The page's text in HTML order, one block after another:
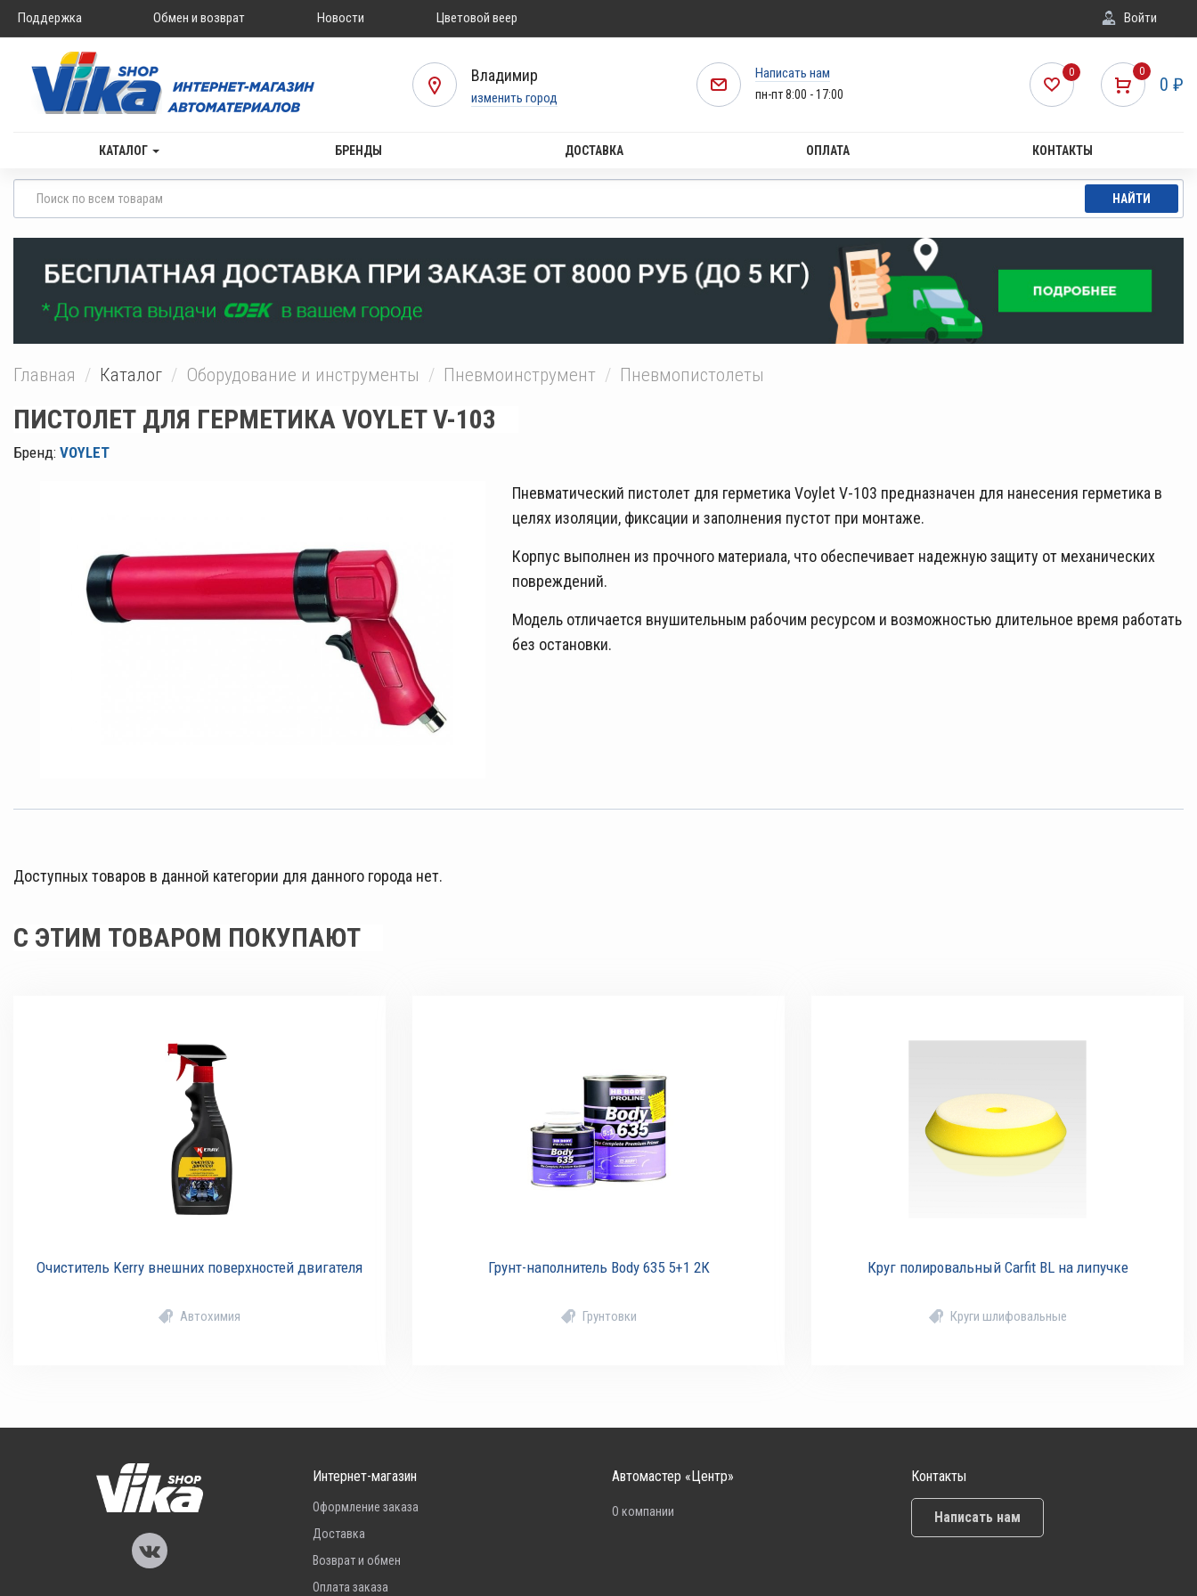
Поддержка Обмен и возврат Новости Цветовой веер Войти
Владимир
изменить город
Написать нам
пн-пт 8:00 - 17:00
0
0 ₽
0
КАТАЛОГ БРЕНДЫ ДОСТАВКА ОПЛАТА КОНТАКТЫ
НАЙТИ
Главная Каталог Оборудование и инструменты Пневмоинструмент Пневмопистолеты
ПИСТОЛЕТ ДЛЯ ГЕРМЕТИКА VOYLET V-103
Бренд: VOYLET
Пневматический пистолет для герметика Voylet V-103 предназначен для нанесения герметика в
целях изоляции, фиксации и заполнения пустот при монтаже.
Корпус выполнен из прочного материала, что обеспечивает надежную защиту от механических
повреждений.
Модель отличается внушительным рабочим ресурсом и возможностью длительное время работать
без остановки.
Доступных товаров в данной категории для данного города нет.
С ЭТИМ ТОВАРОМ ПОКУПАЮТ
Очиститель Kerry внешних поверхностей двигателя
Автохимия
Грунт-наполнитель Body 635 5+1 2К
Грунтовки
Круг полировальный Carfit BL на липучке
Круги шлифовальные
Интернет-магазин
Оформление заказа
Доставка
Возврат и обмен
Оплата заказа
Автомастер «Центр»
О компании
Контакты
Написать нам